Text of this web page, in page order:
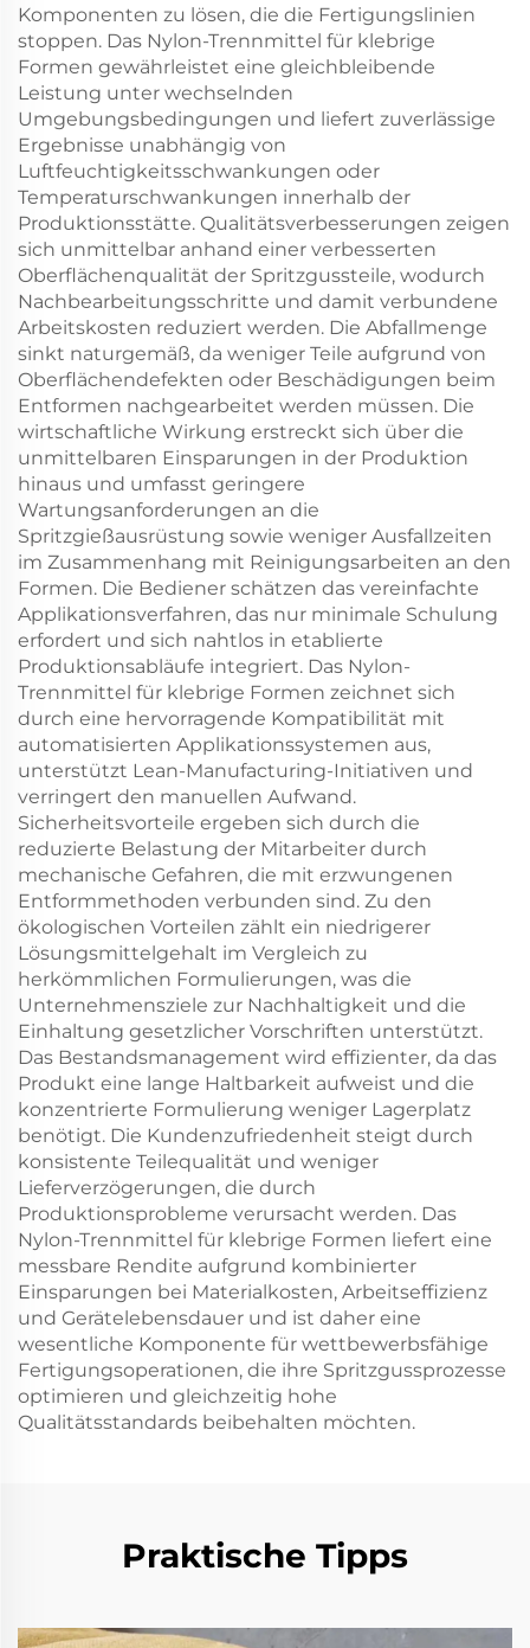
Komponenten zu lösen, die die Fertigungslinien
stoppen. Das Nylon-Trennmittel für klebrige
Formen gewährleistet eine gleichbleibende
Leistung unter wechselnden
Umgebungsbedingungen und liefert zuverlässige
Ergebnisse unabhängig von
Luftfeuchtigkeitsschwankungen oder
Temperaturschwankungen innerhalb der
Produktionsstätte. Qualitätsverbesserungen zeigen
sich unmittelbar anhand einer verbesserten
Oberflächenqualität der Spritzgussteile, wodurch
Nachbearbeitungsschritte und damit verbundene
Arbeitskosten reduziert werden. Die Abfallmenge
sinkt naturgemäß, da weniger Teile aufgrund von
Oberflächendefekten oder Beschädigungen beim
Entformen nachgearbeitet werden müssen. Die
wirtschaftliche Wirkung erstreckt sich über die
unmittelbaren Einsparungen in der Produktion
hinaus und umfasst geringere
Wartungsanforderungen an die
Spritzgießausrüstung sowie weniger Ausfallzeiten
im Zusammenhang mit Reinigungsarbeiten an den
Formen. Die Bediener schätzen das vereinfachte
Applikationsverfahren, das nur minimale Schulung
erfordert und sich nahtlos in etablierte
Produktionsabläufe integriert. Das Nylon-
Trennmittel für klebrige Formen zeichnet sich
durch eine hervorragende Kompatibilität mit
automatisierten Applikationssystemen aus,
unterstützt Lean-Manufacturing-Initiativen und
verringert den manuellen Aufwand.
Sicherheitsvorteile ergeben sich durch die
reduzierte Belastung der Mitarbeiter durch
mechanische Gefahren, die mit erzwungenen
Entformmethoden verbunden sind. Zu den
ökologischen Vorteilen zählt ein niedrigerer
Lösungsmittelgehalt im Vergleich zu
herkömmlichen Formulierungen, was die
Unternehmensziele zur Nachhaltigkeit und die
Einhaltung gesetzlicher Vorschriften unterstützt.
Das Bestandsmanagement wird effizienter, da das
Produkt eine lange Haltbarkeit aufweist und die
konzentrierte Formulierung weniger Lagerplatz
benötigt. Die Kundenzufriedenheit steigt durch
konsistente Teilequalität und weniger
Lieferverzögerungen, die durch
Produktionsprobleme verursacht werden. Das
Nylon-Trennmittel für klebrige Formen liefert eine
messbare Rendite aufgrund kombinierter
Einsparungen bei Materialkosten, Arbeitseffizienz
und Gerätelebensdauer und ist daher eine
wesentliche Komponente für wettbewerbsfähige
Fertigungsoperationen, die ihre Spritzgussprozesse
optimieren und gleichzeitig hohe
Qualitätsstandards beibehalten möchten.
Praktische Tipps